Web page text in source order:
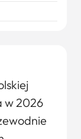
w 2026